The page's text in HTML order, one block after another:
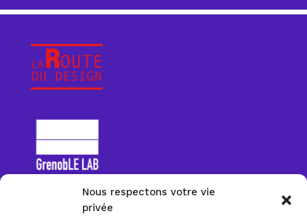
Nous respectons votre vie
privée